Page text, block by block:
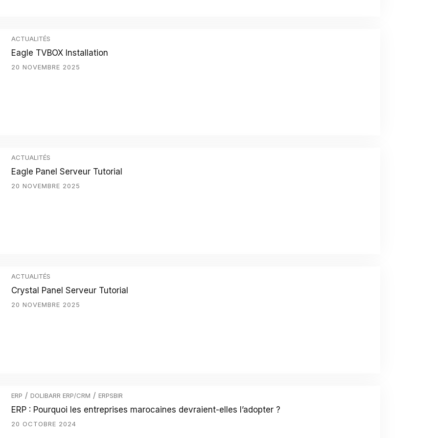
ACTUALITÉS
Eagle TVBOX Installation
20 NOVEMBRE 2025
ACTUALITÉS
Eagle Panel Serveur Tutorial
20 NOVEMBRE 2025
ACTUALITÉS
Crystal Panel Serveur Tutorial
20 NOVEMBRE 2025
ERP / DOLIBARR ERP/CRM / ERPSBIR
ERP : Pourquoi les entreprises marocaines devraient-elles l’adopter ?
20 OCTOBRE 2024